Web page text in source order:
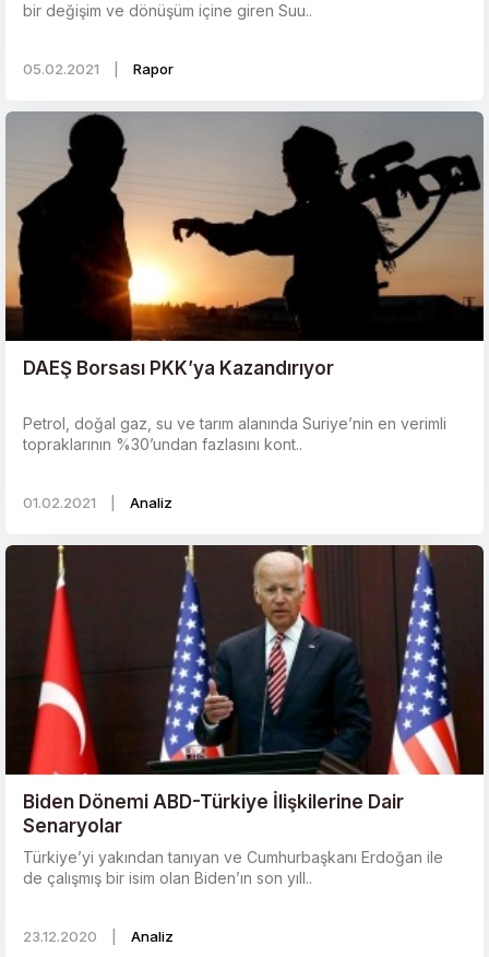
bir değişim ve dönüşüm içine giren Suu..
05.02.2021 Rapor
DAEŞ Borsası PKK’ya Kazandırıyor
Petrol, doğal gaz, su ve tarım alanında Suriye’nin en verimli
topraklarının %30’undan fazlasını kont..
01.02.2021 Analiz
Biden Dönemi ABD-Türkiye İlişkilerine Dair
Senaryolar
Türkiye’yi yakından tanıyan ve Cumhurbaşkanı Erdoğan ile
de çalışmış bir isim olan Biden’ın son yıll..
23.12.2020 Analiz